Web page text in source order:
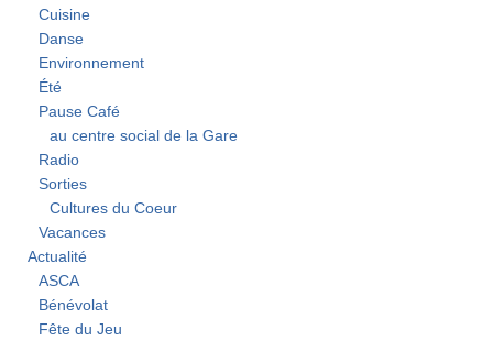
Cuisine
Danse
Environnement
Été
Pause Café
au centre social de la Gare
Radio
Sorties
Cultures du Coeur
Vacances
Actualité
ASCA
Bénévolat
Fête du Jeu